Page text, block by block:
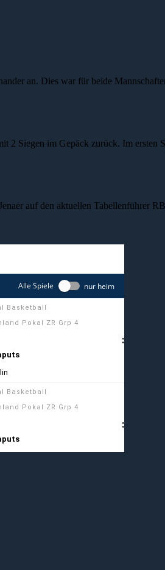
an. Dies war für beide
2 Siegen im Gepäck zurück. Im ersten
auf den aktuellen Tabellenführer